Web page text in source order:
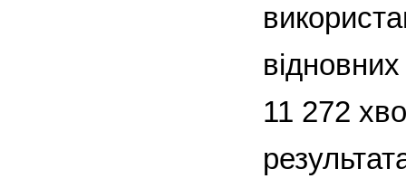
11 272